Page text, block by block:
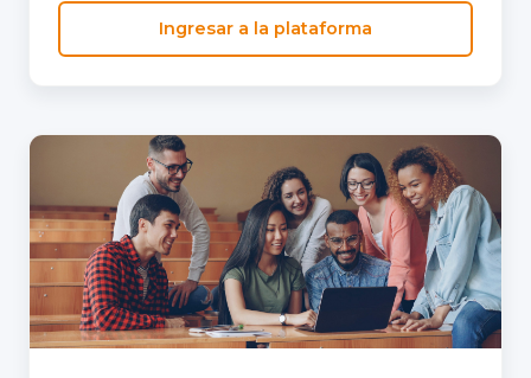
Ingresar a la plataforma